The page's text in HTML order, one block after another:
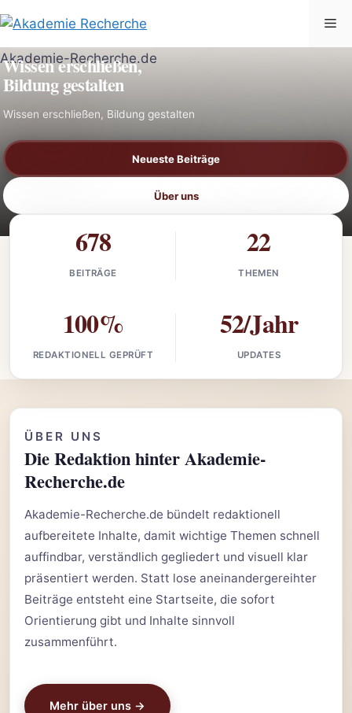
Inhalt
springen
Wissen erschließen,
Bildung gestalten
Wissen erschließen, Bildung gestalten
Neueste Beiträge
Über uns
678
BEITRÄGE
22
THEMEN
100%
REDAKTIONELL GEPRÜFT
52/Jahr
UPDATES
ÜBER UNS
Die Redaktion hinter Akademie-
Recherche.de
Akademie-Recherche.de bündelt redaktionell
aufbereitete Inhalte, damit wichtige Themen schnell
auffindbar, verständlich gegliedert und visuell klar
präsentiert werden. Statt lose aneinandergereihter
Beiträge entsteht eine Startseite, die sofort
Orientierung gibt und Inhalte sinnvoll
zusammenführt.
Mehr über uns →